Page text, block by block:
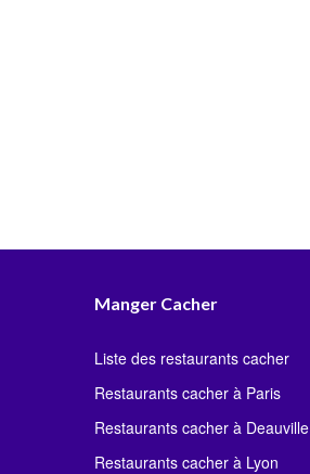
Manger Cacher
Liste des restaurants cacher
Restaurants cacher à Paris
Restaurants cacher à Deauville
Restaurants cacher à Lyon